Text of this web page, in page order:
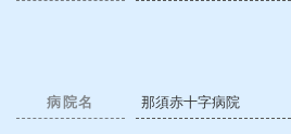
病院名 那須赤十字病院